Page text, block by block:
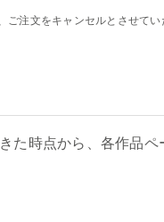
注文をキャンセルとさせてい
た時点から、各作品